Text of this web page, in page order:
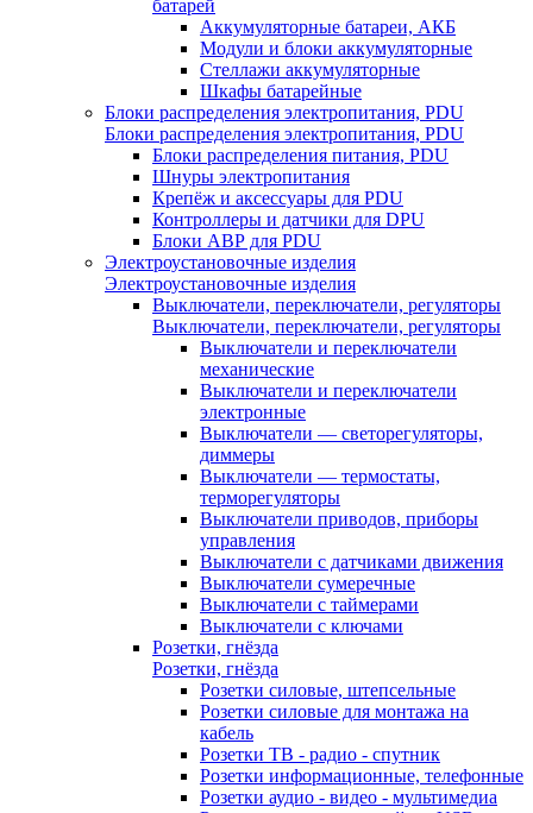
батарей
Аккумуляторные батареи, АКБ
Модули и блоки аккумуляторные
Стеллажи аккумуляторные
Шкафы батарейные
Блоки распределения электропитания, PDU
Блоки распределения электропитания, PDU
Блоки распределения питания, PDU
Шнуры электропитания
Крепёж и аксессуары для PDU
Контроллеры и датчики для DPU
Блоки АВР для PDU
Электроустановочные изделия
Электроустановочные изделия
Выключатели, переключатели, регуляторы
Выключатели, переключатели, регуляторы
Выключатели и переключатели
механические
Выключатели и переключатели
электронные
Выключатели — светорегуляторы,
диммеры
Выключатели — термостаты,
терморегуляторы
Выключатели приводов, приборы
управления
Выключатели с датчиками движения
Выключатели сумеречные
Выключатели с таймерами
Выключатели с ключами
Розетки, гнёзда
Розетки, гнёзда
Розетки силовые, штепсельные
Розетки силовые для монтажа на
кабель
Розетки ТВ - радио - спутник
Розетки информационные, телефонные
Розетки аудио - видео - мультимедиа